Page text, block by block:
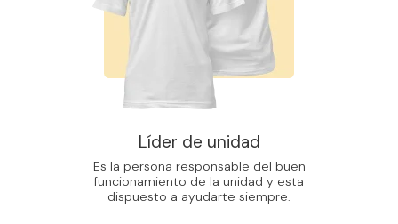
Líder de unidad
Es la persona responsable del buen
funcionamiento de la unidad y esta
dispuesto a ayudarte siempre.